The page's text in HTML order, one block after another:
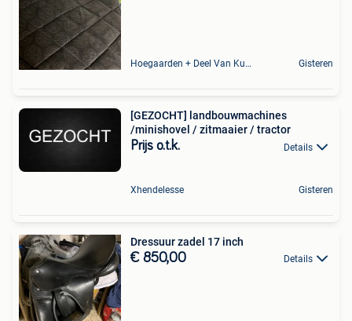
Hoegaarden + Deel Van Kumtich + Deel Van Tienen Gisteren
[GEZOCHT] landbouwmachines
/minishovel / zitmaaier / tractor
Prijs o.t.k. Details
Xhendelesse Gisteren
Dressuur zadel 17 inch
€ 850,00 Details